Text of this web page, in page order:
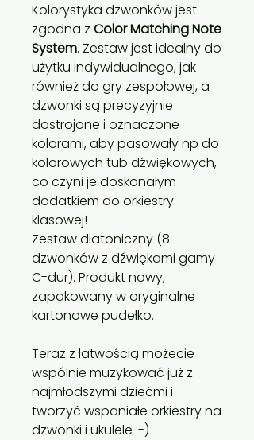
Kolorystyka dzwonków jest
zgodna z Color Matching Note
System. Zestaw jest idealny do
użytku indywidualnego, jak
również do gry zespołowej, a
dzwonki są precyzyjnie
dostrojone i oznaczone
kolorami, aby pasowały np do ​​
kolorowych tub dźwiękowych,
co czyni je doskonałym
dodatkiem do orkiestry
klasowej!
Zestaw diatoniczny (8
dzwonków z dźwiękami gamy
C-dur). Produkt nowy,
zapakowany w oryginalne
kartonowe pudełko.
Teraz z łatwością możecie
wspólnie muzykować już z
najmłodszymi dziećmi i
tworzyć wspaniałe orkiestry na
dzwonki i ukulele :-)